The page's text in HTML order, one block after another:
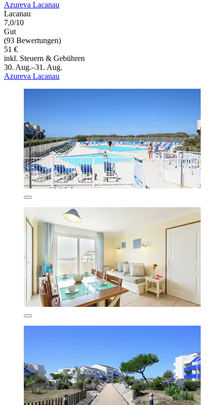
Azureva Lacanau
Lacanau
7,0/10
Gut
(93 Bewertungen)
51 €
inkl. Steuern & Gebühren
30. Aug.–31. Aug.
Azureva Lacanau